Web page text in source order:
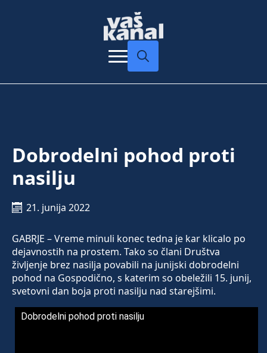
Dobrodelni pohod proti
nasilju
21. junija 2022
GABRJE – Vreme minuli konec tedna je kar klicalo po
dejavnostih na prostem. Tako so člani Društva
življenje brez nasilja povabili na junijski dobrodelni
pohod na Gospodično, s katerim so obeležili 15. junij,
svetovni dan boja proti nasilju nad starejšimi.
Dobrodelni pohod proti nasilju